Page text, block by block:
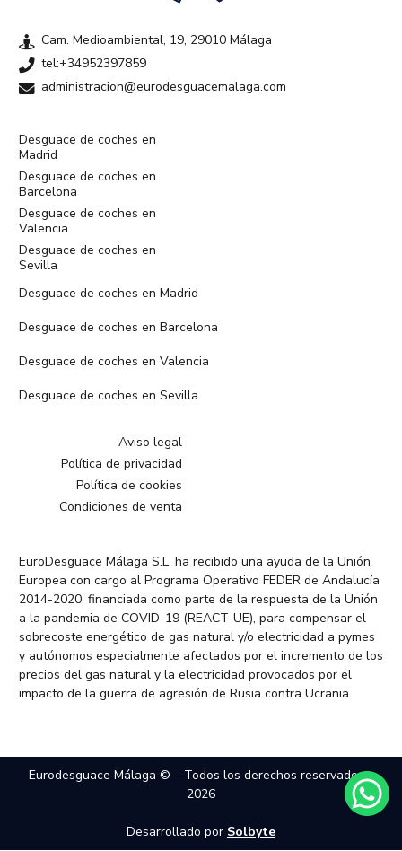
Cam. Medioambiental, 19, 29010 Málaga
tel:+34952397859
administracion@eurodesguacemalaga.com
Desguace de coches en
Madrid
Desguace de coches en
Barcelona
Desguace de coches en
Valencia
Desguace de coches en
Sevilla
Desguace de coches en Madrid
Desguace de coches en Barcelona
Desguace de coches en Valencia
Desguace de coches en Sevilla
Aviso legal
Política de privacidad
Política de cookies
Condiciones de venta
EuroDesguace Málaga S.L. ha recibido una ayuda de la Unión
Europea con cargo al Programa Operativo FEDER de Andalucía
2014-2020, financiada como parte de la respuesta de la Unión
a la pandemia de COVID-19 (REACT-UE), para compensar el
sobrecoste energético de gas natural y/o electricidad a pymes
y autónomos especialmente afectados por el incremento de los
precios del gas natural y la electricidad provocados por el
impacto de la guerra de agresión de Rusia contra Ucrania.
Eurodesguace Málaga © – Todos los derechos reservados –
2026
Desarrollado por Solbyte